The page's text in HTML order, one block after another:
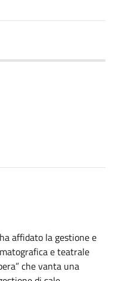
affidato la gestione e
e teatrale
che vanta una